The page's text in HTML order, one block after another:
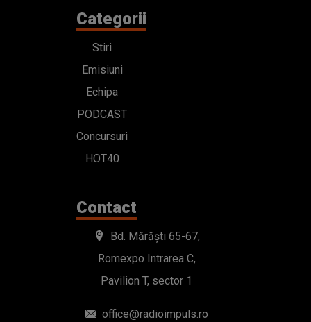
Categorii
Stiri
Emisiuni
Echipa
PODCAST
Concursuri
HOT40
Contact
Bd. Mărăști 65-67,
Romexpo Intrarea C,
Pavilion T, sector 1
office@radioimpuls.ro